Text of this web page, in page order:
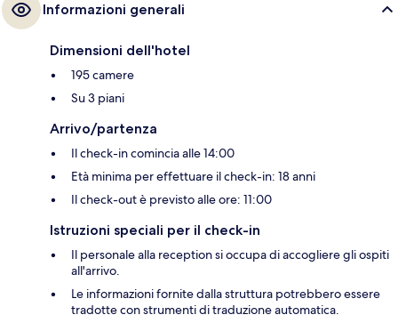
Informazioni generali
Dimensioni dell'hotel
195 camere
Su 3 piani
Arrivo/partenza
Il check-in comincia alle 14:00
Età minima per effettuare il check-in: 18 anni
Il check-out è previsto alle ore: 11:00
Istruzioni speciali per il check-in
Il personale alla reception si occupa di accogliere gli ospiti
all'arrivo.
Le informazioni fornite dalla struttura potrebbero essere
tradotte con strumenti di traduzione automatica.